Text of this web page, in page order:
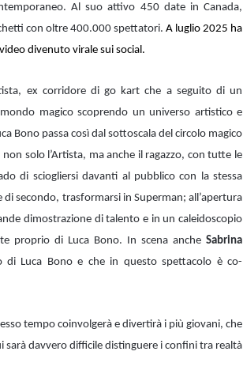
Al suo attivo 450 date in Canada,
con oltre 400.000 spettatori. A luglio 2025 ha
divenuto virale sui social.
ex corridore di go kart che a seguito di un
magico scoprendo un universo artistico e
Bono passa così dal sottoscala del circolo magico
solo l’Artista, ma anche il ragazzo, con tutte le
di sciogliersi davanti al pubblico con la stessa
secondo, trasformarsi in Superman; all’apertura
dimostrazione di talento e in un caleidoscopio
proprio di Luca Bono. In scena anche Sabrina
Luca Bono e che in questo spettacolo è co-
tempo coinvolgerà e divertirà i più giovani, che
davvero difficile distinguere i confini tra realtà